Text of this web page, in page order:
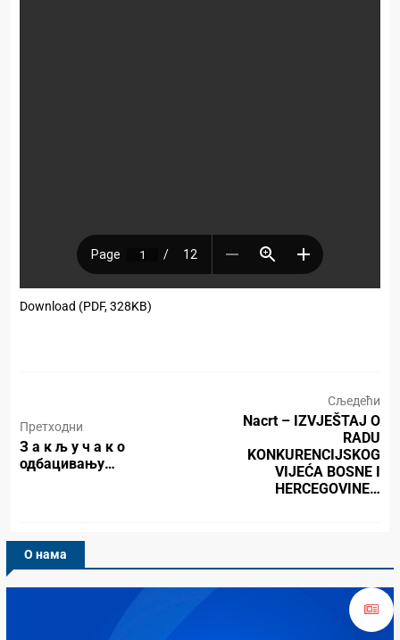
Download (PDF, 328KB)
Претходни
З а к љ у ч а к о
одбацивању…
Сљедећи
Nacrt – IZVJEŠTAJ O
RADU
KONKURENCIJSKOG
VIJEĆA BOSNE I
HERCEGOVINE…
О нама